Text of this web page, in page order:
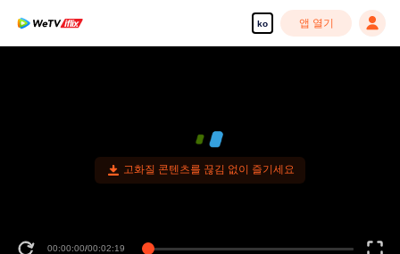
ko 앱 열기
고화질 콘텐츠를 끊김 없이 즐기세요
00:00:00/00:02:19